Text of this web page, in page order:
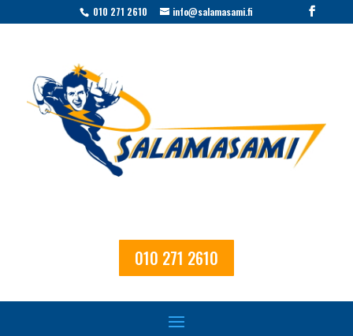
010 271 2610 info@salamasami.fi
010 271 2610